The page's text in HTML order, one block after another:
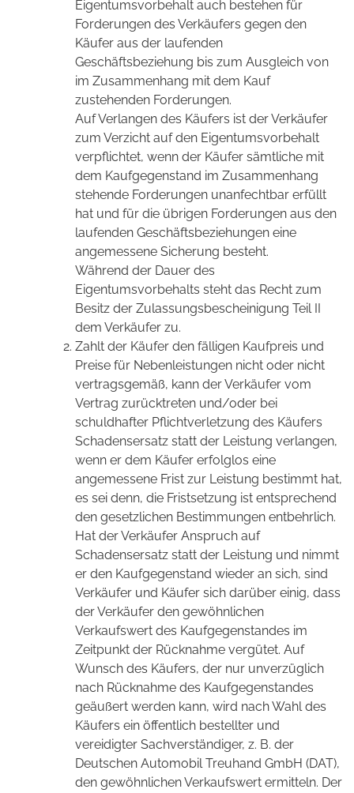
Eigentumsvorbehalt auch bestehen für
Forderungen des Verkäufers gegen den
Käufer aus der laufenden
Geschäftsbeziehung bis zum Ausgleich von
im Zusammenhang mit dem Kauf
zustehenden Forderungen.
Auf Verlangen des Käufers ist der Verkäufer
zum Verzicht auf den Eigentumsvorbehalt
verpflichtet, wenn der Käufer sämtliche mit
dem Kaufgegenstand im Zusammenhang
stehende Forderungen unanfechtbar erfüllt
hat und für die übrigen Forderungen aus den
laufenden Geschäftsbeziehungen eine
angemessene Sicherung besteht.
Während der Dauer des
Eigentumsvorbehalts steht das Recht zum
Besitz der Zulassungsbescheinigung Teil II
dem Verkäufer zu.
Zahlt der Käufer den fälligen Kaufpreis und
Preise für Nebenleistungen nicht oder nicht
vertragsgemäß, kann der Verkäufer vom
Vertrag zurücktreten und/oder bei
schuldhafter Pflichtverletzung des Käufers
Schadensersatz statt der Leistung verlangen,
wenn er dem Käufer erfolglos eine
angemessene Frist zur Leistung bestimmt hat,
es sei denn, die Fristsetzung ist entsprechend
den gesetzlichen Bestimmungen entbehrlich.
Hat der Verkäufer Anspruch auf
Schadensersatz statt der Leistung und nimmt
er den Kaufgegenstand wieder an sich, sind
Verkäufer und Käufer sich darüber einig, dass
der Verkäufer den gewöhnlichen
Verkaufswert des Kaufgegenstandes im
Zeitpunkt der Rücknahme vergütet. Auf
Wunsch des Käufers, der nur unverzüglich
nach Rücknahme des Kaufgegenstandes
geäußert werden kann, wird nach Wahl des
Käufers ein öffentlich bestellter und
vereidigter Sachverständiger, z. B. der
Deutschen Automobil Treuhand GmbH (DAT),
den gewöhnlichen Verkaufswert ermitteln. Der